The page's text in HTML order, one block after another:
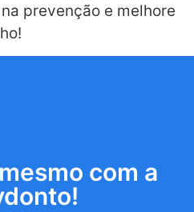
prevenção e melhore
com a